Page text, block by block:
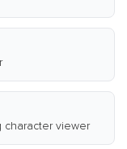
character viewer